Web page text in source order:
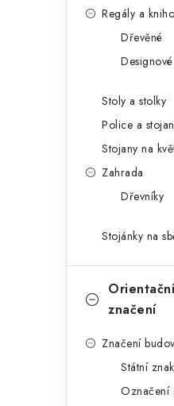
Regály a
Dřevěné
Stoly a stolky
Police a
Stojany na
Zahrada
Dřevníky
Stojánky na
značení
Značení budov
Státní
Označení